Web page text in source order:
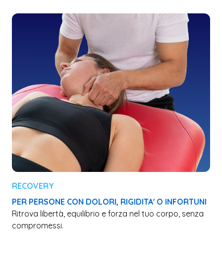
RECOVERY
PER PERSONE CON DOLORI, RIGIDITA' O INFORTUNI
Ritrova libertà, equilibrio e forza nel tuo corpo, senza
compromessi.